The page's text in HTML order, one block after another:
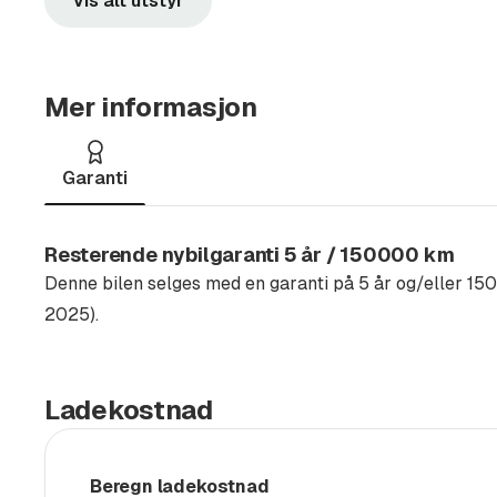
Multifunksjonsratt i skinn, oppvarmet
Lane Assist filholderassistent
Svarte speilhus utvendig
Pro
Radio DAB+
Nakkestøtter integrert i setet
2 USB-C porter foran og 2 USB-C
Mer informasjon
Garanti
Resterende nybilgaranti 5 år / 150000 km
Denne bilen selges med en garanti på 5 år og/eller
2025).
Ladekostnad
Beregn ladekostnad